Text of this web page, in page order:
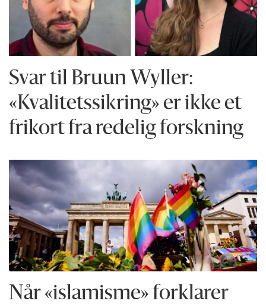
Svar til Bruun Wyller:
«Kvalitetssikring» er ikke et
frikort fra redelig forskning
Når «islamisme» forklarer